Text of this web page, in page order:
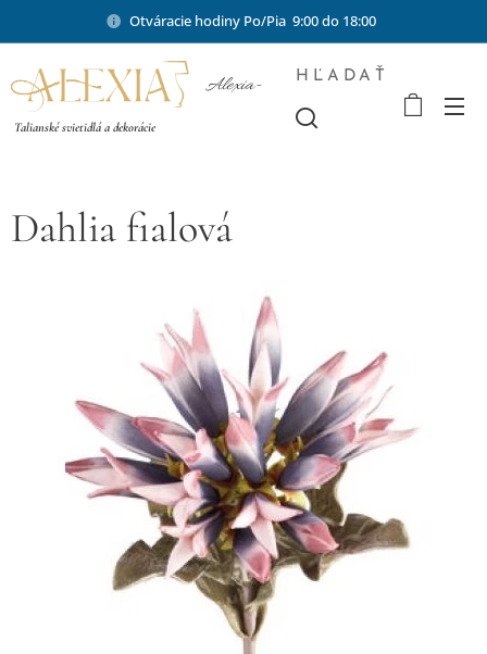
Otváracie hodiny Po/Pia 9:00 do 18:00
Alexia-
Talianské svietidlá a dekorácie
HĽADAŤ
Dahlia fialová